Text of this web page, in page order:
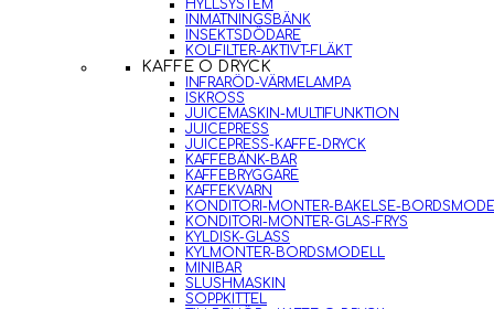
HYLLSYSTEM
INMATNINGSBÄNK
INSEKTSDÖDARE
KOLFILTER-AKTIVT-FLÄKT
KAFFE O DRYCK
INFRARÖD-VÄRMELAMPA
ISKROSS
JUICEMASKIN-MULTIFUNKTION
JUICEPRESS
JUICEPRESS-KAFFE-DRYCK
KAFFEBÄNK-BAR
KAFFEBRYGGARE
KAFFEKVARN
KONDITORI-MONTER-BAKELSE-
KONDITORI-MONTER-GLAS-FRYS
KYLDISK-GLASS
KYLMONTER-BORDSMODELL
MINIBAR
SLUSHMASKIN
SOPPKITTEL